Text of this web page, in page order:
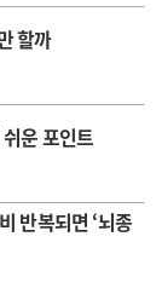
할까
운 포인트
반복되면 ‘뇌종